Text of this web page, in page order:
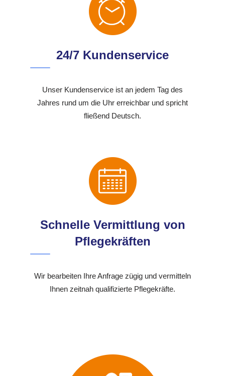
24/7 Kundenservice
Unser Kundenservice ist an jedem Tag des
Jahres rund um die Uhr erreichbar und spricht
fließend Deutsch.
Schnelle Vermittlung von
Pflegekräften
Wir bearbeiten Ihre Anfrage zügig und vermitteln
Ihnen zeitnah qualifizierte Pflegekräfte.